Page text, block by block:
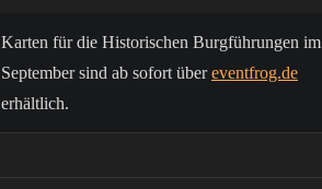
Karten für die Historischen Burgführungen im
September sind ab sofort übereventfrog.de
erhältlich.